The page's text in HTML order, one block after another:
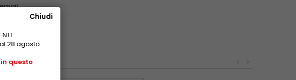
Chiudi
28 agosto
questo